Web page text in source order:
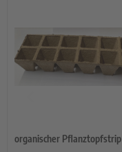
organischer Pflanztopfstrip